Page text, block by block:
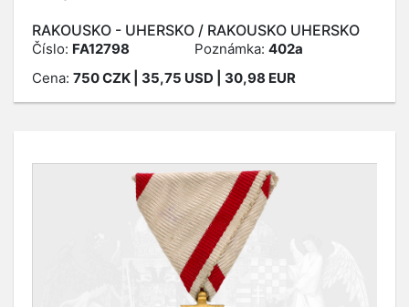
RAKOUSKO - UHERSKO / RAKOUSKO UHERSKO
Číslo: FA12798 Poznámka: 402a
Cena: 750CZK | 35,75 USD | 30,98 EUR